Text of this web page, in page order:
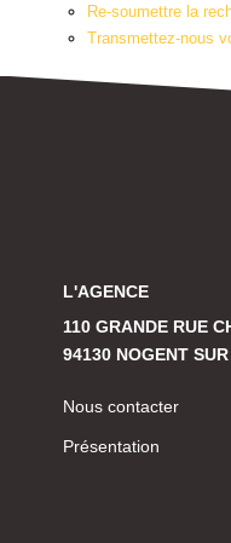
Re-soumettre la
Transmettez-nous
L'AGENCE
110 GRANDE RUE
94130 NOGENT
Nous contacter
Présentation